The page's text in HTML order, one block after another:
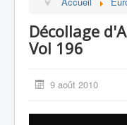
Aviation
Aviation d'Affaire
Aviation Militaire
Europespace
Décollage
Vol 196
9 août 2010